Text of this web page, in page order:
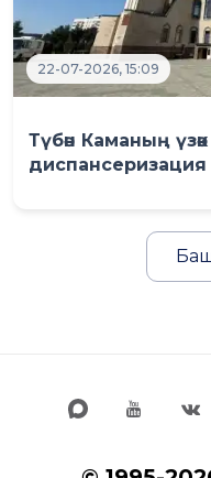
22-07-2026, 15:09
Түбән Каманың үзәк
диспансеризация